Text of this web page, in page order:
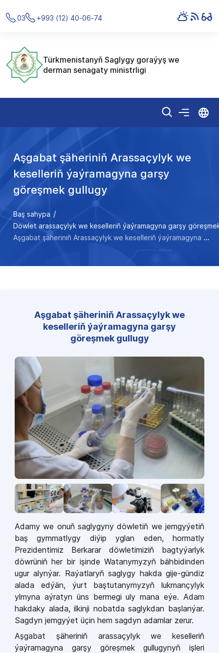
03 +993 (12) 40-06-74
Türkmenistanyň Saglygy goraýyş we
derman senagaty ministrligi
Aşgabat şäheriniň Arassaçylyk we
keselleriň ýaýramagyna garşy
göreşmek gullugy
Baş sahypa
Döwlet arassaçylyk we keselleriň ýaýramagyna garşy
Aşgabat şäheriniň Arassaçylyk we keselleriň ýaýramagyna garşy göreşmek gullugy
Aşgabat şäheriniň Arassaçylyk we
keselleriň ýaýramagyna garşy
göreşmek gullugy
Adamy we onuň saglygyny döwletiň we jemgyýetiň
baş gymmatlygy diýip yglan eden, hormatly
Prezidentimiz Berkarar döwletimiziň bagtyýarlyk
döwrüniň her bir işinde Watanymyzyň bähbidinden
ugur alynýar. Raýatlaryň saglygy hakda gije-gündiz
alada edýän, ýurt baştutanymyzyň lukmançylyk
ylmyna aýratyn üns bermegi uly mana eýe. Adam
hakdaky alada, ilkinji nobatda saglykdan başlanýar.
Sagdyn jemgyýet üçin hem sagdyn adamlar zerur.
Aşgabat şäheriniň arassaçylyk we keselleriň
ýaýramagyna garşy göreşmek gullugynyň işleri